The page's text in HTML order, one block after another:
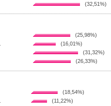
(32,51%)
(25,98%)
(16,01%)
(31,32%)
(26,33%)
(18,54%)
(11,22%)